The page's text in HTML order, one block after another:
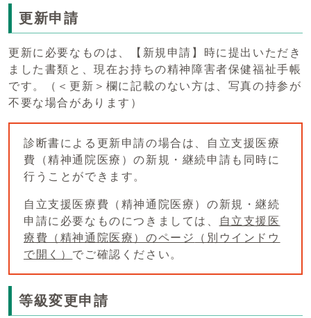
更新申請
更新に必要なものは、【新規申請】時に提出いただき
ました書類と、現在お持ちの精神障害者保健福祉手帳
です。（＜更新＞欄に記載のない方は、写真の持参が
不要な場合があります）
診断書による更新申請の場合は、自立支援医療
費（精神通院医療）の新規・継続申請も同時に
行うことができます。
自立支援医療費（精神通院医療）の新規・継続
申請に必要なものにつきましては、
自立支援医
療費（精神通院医療）のページ
（別ウインドウ
で開く） でご確認ください。
等級変更申請